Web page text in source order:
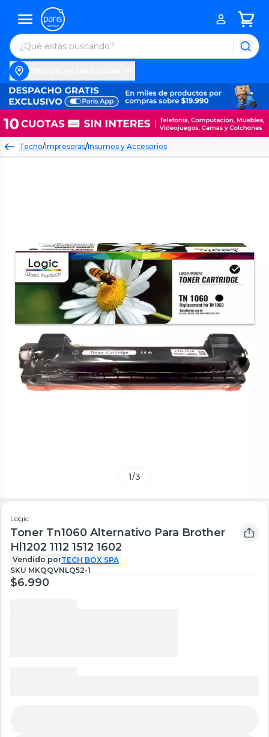
Tecno/Impresoras/Insumos y Accesorios
1/3
Logic
Toner Tn1060 Alternativo Para Brother
Hl1202 1112 1512 1602
Vendido porTECH BOX SPA
SKU MKQQVNLQ52-1
$6.990